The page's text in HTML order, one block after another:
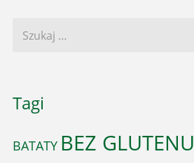
Tagi
BATATY BEZ GLUTENU